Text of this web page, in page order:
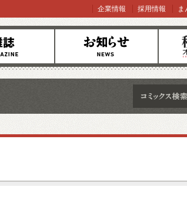
お知らせ オンラ
企業情報 採用情報 ま